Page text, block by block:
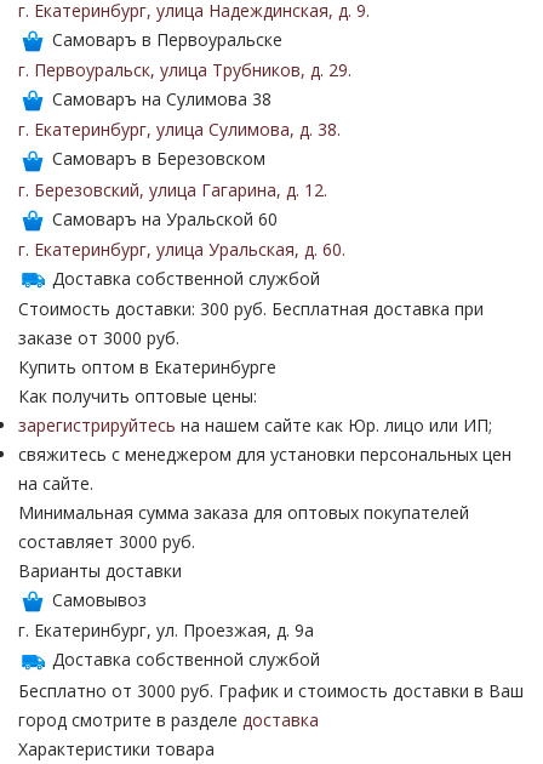
г. Екатеринбург, улица Надеждинская, д. 9.
Самоваръ в Первоуральске
г. Первоуральск, улица Трубников, д. 29.
Самоваръ на Сулимова 38
г. Екатеринбург, улица Сулимова, д. 38.
Самоваръ в Березовском
г. Березовский, улица Гагарина, д. 12.
Самоваръ на Уральской 60
г. Екатеринбург, улица Уральская, д. 60.
Доставка собственной службой
Стоимость доставки: 300 руб. Бесплатная доставка при
заказе от 3000 руб.
Купить оптом в Екатеринбурге
Как получить оптовые цены:
зарегистрируйтесь на нашем сайте как Юр. лицо или ИП;
свяжитесь с менеджером для установки персональных цен
на сайте.
Минимальная сумма заказа для оптовых покупателей
составляет 3000 руб.
Варианты доставки
Самовывоз
г. Екатеринбург, ул. Проезжая, д. 9а
Доставка собственной службой
Бесплатно от 3000 руб. График и стоимость доставки в Ваш
город смотрите в разделе доставка
Характеристики товара